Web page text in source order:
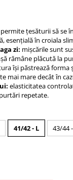
țesăturii să se
esențială în croiala
zi: mișcările sunt
rămâne plăcută la
își păstrează forma
mai mare decât în
elasticitatea
repetate.
41/42 - L 43/44